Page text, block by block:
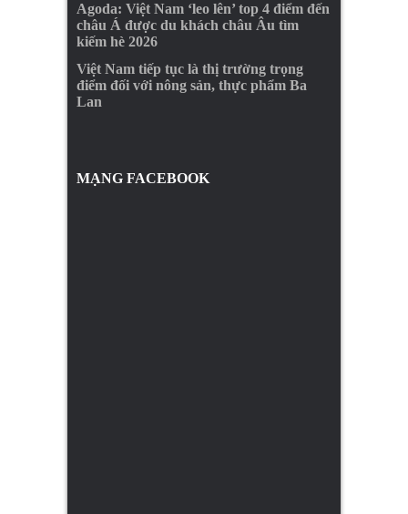
Agoda: Việt Nam ‘leo lên’ top 4 điểm đến
châu Á được du khách châu Âu tìm
kiếm hè 2026
Việt Nam tiếp tục là thị trường trọng
điểm đối với nông sản, thực phẩm Ba
Lan
MẠNG FACEBOOK